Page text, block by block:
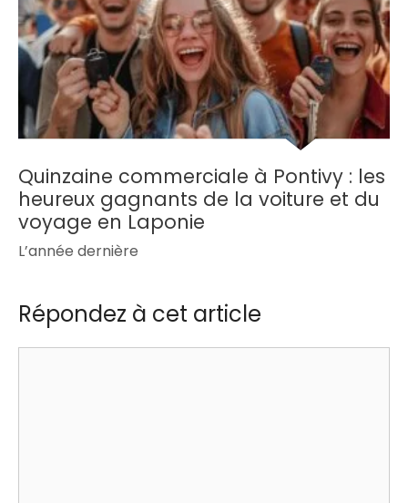
Quinzaine commerciale à Pontivy : les
heureux gagnants de la voiture et du
voyage en Laponie
L’année dernière
Répondez à cet article